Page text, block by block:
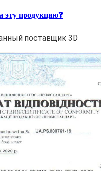
продукцию❓
поставщик 3D